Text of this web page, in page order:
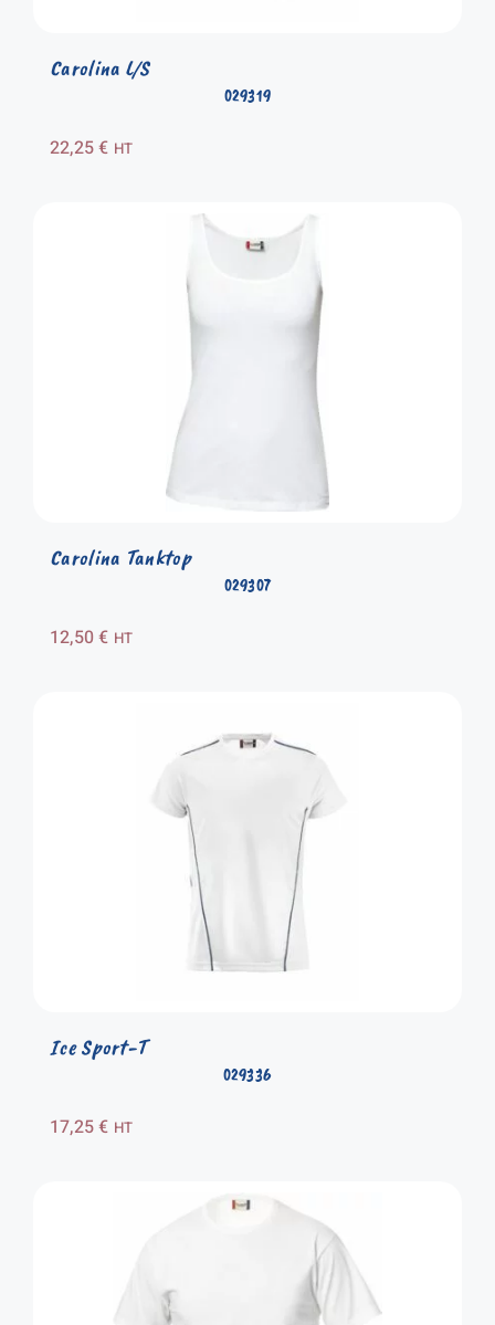
029319
Carolina L/S
22,25€ HT
029307
Carolina Tanktop
12,50€ HT
029336
Ice Sport-T
17,25€ HT